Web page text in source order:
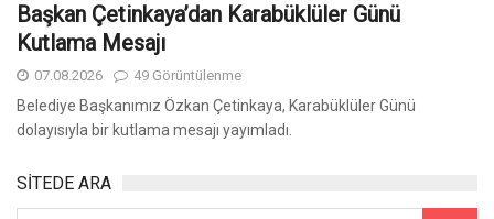
Başkan Çetinkaya’dan Karabüklüler Günü
Kutlama Mesajı
07.08.2026 49 Görüntülenme
Belediye Başkanımız Özkan Çetinkaya, Karabüklüler Günü
dolayısıyla bir kutlama mesajı yayımladı.
SİTEDE ARA